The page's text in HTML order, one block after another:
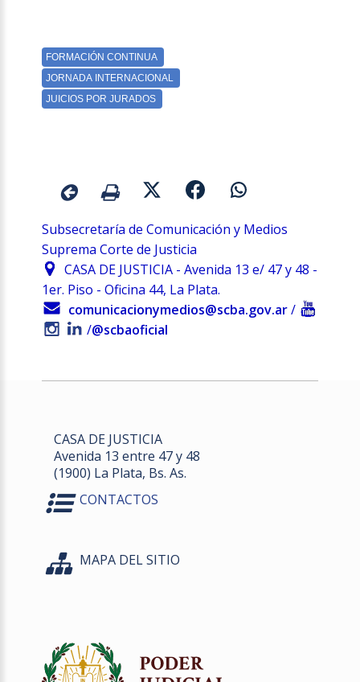
Subsecretaría de Comunicación y Medios
Suprema Corte de Justicia
CASA DE JUSTICIA - Avenida 13 e/ 47 y 48 -
1er. Piso - Oficina 44, La Plata.
comunicacionymedios@scba.gov.ar /
/@scbaoficial
CASA DE JUSTICIA
Avenida 13 entre 47 y 48
(1900) La Plata, Bs. As.
CONTACTOS
MAPA DEL SITIO